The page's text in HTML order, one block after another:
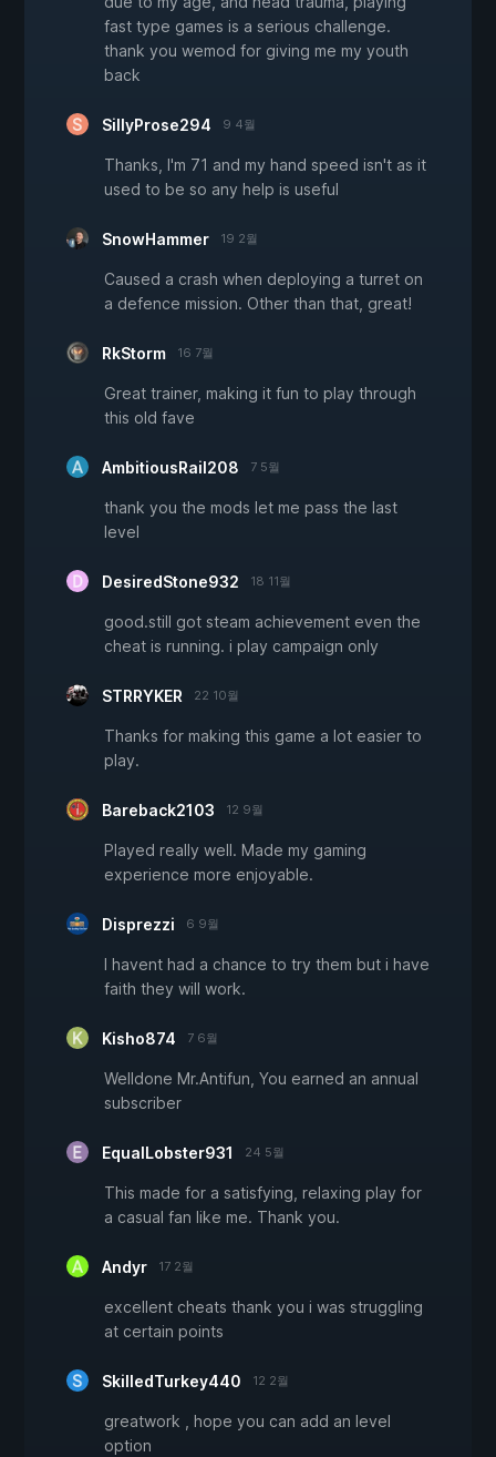
fast type games is a serious challenge.
thank you wemod for giving me my youth
back
SillyProse294 9 4월
Thanks, I'm 71 and my hand speed isn't as it
used to be so any help is useful
SnowHammer 19 2월
Caused a crash when deploying a turret on
a defence mission. Other than that, great!
RkStorm 16 7월
Great trainer, making it fun to play through
this old fave
AmbitiousRail208 7 5월
thank you the mods let me pass the last
level
DesiredStone932 18 11월
good.still got steam achievement even the
cheat is running. i play campaign only
STRRYKER 22 10월
Thanks for making this game a lot easier to
play.
Bareback2103 12 9월
Played really well. Made my gaming
experience more enjoyable.
Disprezzi 6 9월
I havent had a chance to try them but i have
faith they will work.
Kisho874 7 6월
Welldone Mr.Antifun, You earned an annual
subscriber
EqualLobster931 24 5월
This made for a satisfying, relaxing play for
a casual fan like me. Thank you.
Andyr 17 2월
excellent cheats thank you i was struggling
at certain points
SkilledTurkey440 12 2월
greatwork , hope you can add an level
option